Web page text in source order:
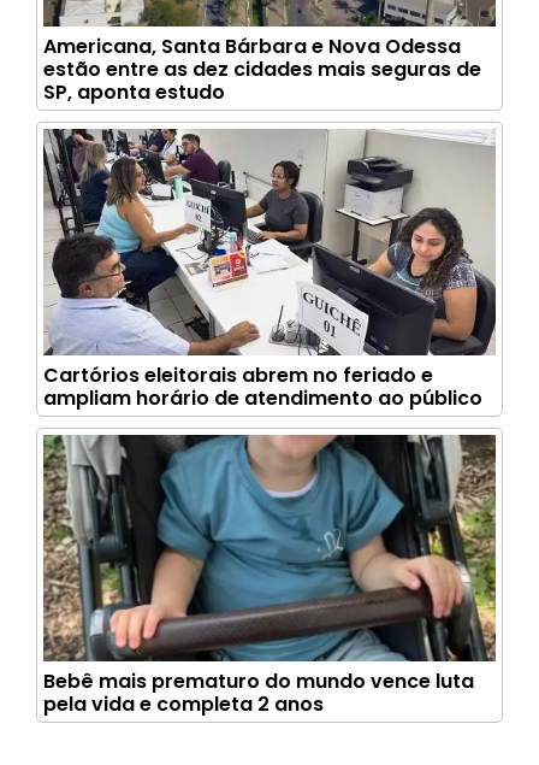
Americana, Santa Bárbara e Nova Odessa
estão entre as dez cidades mais seguras de
SP, aponta estudo
Cartórios eleitorais abrem no feriado e
ampliam horário de atendimento ao público
Bebê mais prematuro do mundo vence luta
pela vida e completa 2 anos